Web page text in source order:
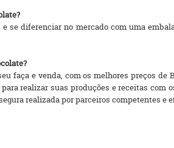
se diferenciar no mercado com uma
faça e venda, com os melhores preços
realizar suas produções e receitas com
realizada por parceiros competentes e